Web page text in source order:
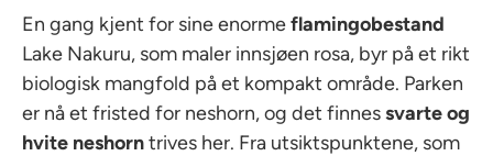
En gang kjent for sine enormeflamingobestand
Lake Nakuru, som maler innsjøen rosa, byr på et rikt
biologisk mangfold på et kompakt område. Parken
er nå et fristed for neshorn, og det finnessvarte og
hvite neshorntrives her. Fra utsiktspunktene, som